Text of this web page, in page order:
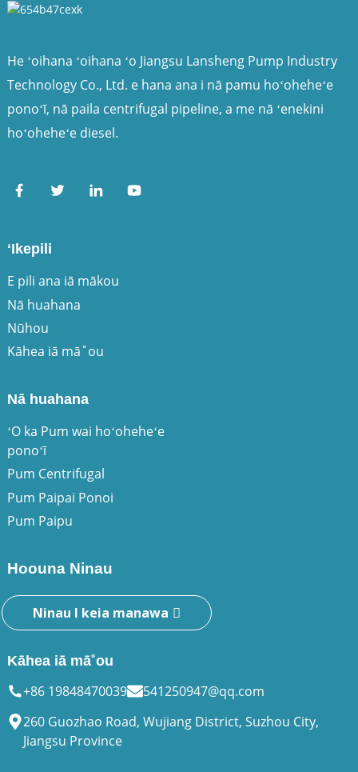
He ʻoihana ʻoihana ʻo Jiangsu Lansheng Pump Industry
Technology Co., Ltd. e hana ana i nā pamu hoʻoheheʻe
ponoʻī, nā paila centrifugal pipeline, a me nā ʻenekini
hoʻoheheʻe diesel.
ʻIkepili
E pili ana iā mākou
Nā huahana
Nūhou
Kāhea iā mā˚ou
Nā huahana
ʻO ka Pum wai hoʻoheheʻe
ponoʻī
Pum Centrifugal
Pum Paipai Ponoi
Pum Paipu
Hoouna Ninau
Ninau I keia manawa
Kāhea iā mā˚ou
+86 19848470039
541250947@qq.com
260 Guozhao Road, Wujiang District, Suzhou City,
Jiangsu Province